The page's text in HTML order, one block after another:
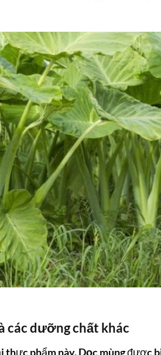
các dưỡng chất khác
thực phẩm này.Dọc mùngđược